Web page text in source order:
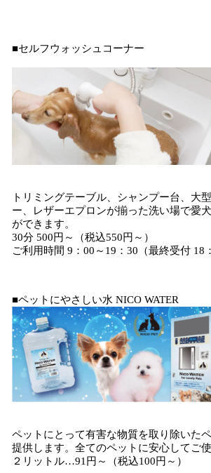
■セルフウォッシュコーナー
トリミングテーブル、シャンプー台、大
ー、レザーエプロンが揃った洗い場で愛
ができます。
30分 500円～（税込550円～）
ご利用時間 9：00～19：30（最終受付 18
■ペットにやさしい水 NICO WATER
ペットにとって有害な物質を取り除いた
提供します。全てのペットに安心してご
２リットル…91円～（税込100円～）